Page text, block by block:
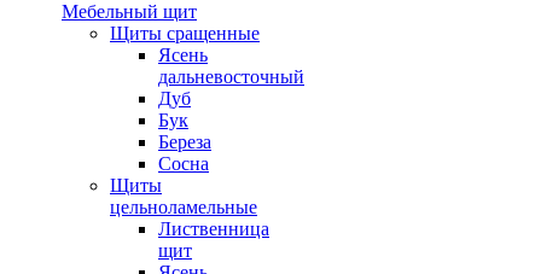
Мебельный щит
Щиты сращенные
Ясень
дальневосточный
Дуб
Бук
Береза
Сосна
Щиты
цельноламельные
Лиственница
щит